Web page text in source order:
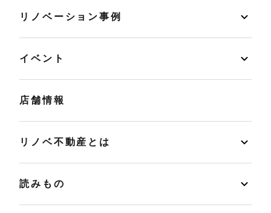
リノベーション事例
イベント
店舗情報
リノベ不動産とは
読みもの